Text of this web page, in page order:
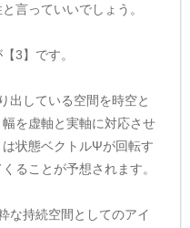
言っていいでしょう。
3】です。
出している空間を時空と
を虚軸と実軸に対応させ
状態ベクトルΨが回転す
ることが予想されます。
な持続空間としてのアイ